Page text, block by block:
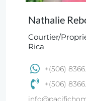
Nathalie
Courtier/
Rica
+(506)
+(506)